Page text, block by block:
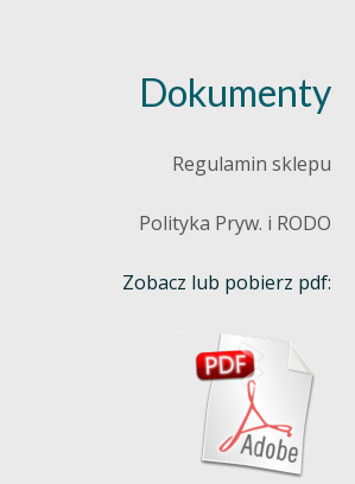
Dokumenty
Regulamin sklepu
Polityka Pryw. i RODO
Zobacz lub pobierz pdf: